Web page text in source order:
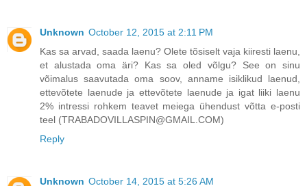
Unknown October 12, 2015 at 2:11 PM
Kas sa arvad, saada laenu? Olete tõsiselt vaja kiiresti laenu,
et alustada oma äri? Kas sa oled võlgu? See on sinu
võimalus saavutada oma soov, anname isiklikud laenud,
ettevõtete laenude ja ettevõtete laenude ja igat liiki laenu
2% intressi rohkem teavet meiega ühendust võtta e-posti
teel (TRABADOVILLASPIN@GMAIL.COM)
Reply
Unknown October 14, 2015 at 5:26 AM